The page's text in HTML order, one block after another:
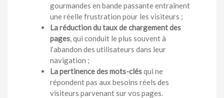
gourmandes en bande passante entraînent
une réelle frustration pour les visiteurs ;
La réduction du taux de chargement des
pages, qui conduit le plus souvent à
l’abandon des utilisateurs dans leur
navigation ;
La pertinence des mots-clésqui ne
répondent pas aux besoins réels des
visiteurs parvenant sur vos pages.